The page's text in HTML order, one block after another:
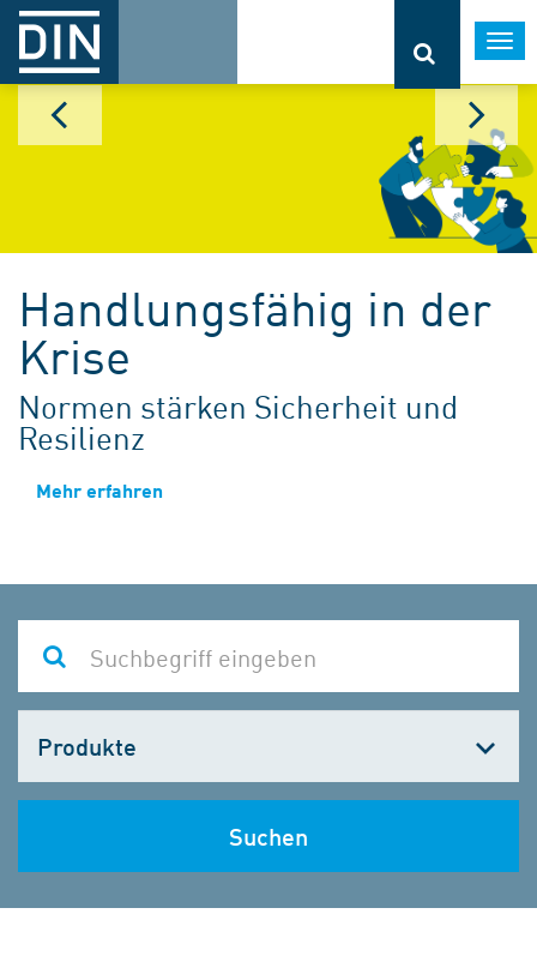
Handlungsfähig in der
Krise
Normen stärken Sicherheit und
Resilienz
Mehr erfahren
wählen
Suchen